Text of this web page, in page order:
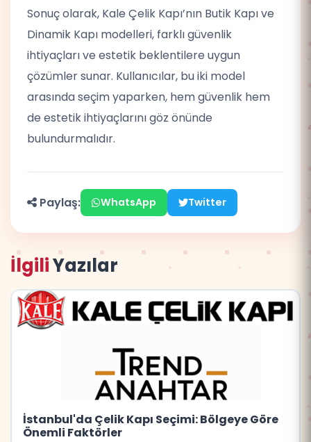
Sonuç olarak, Kale Çelik Kapı’nın Butik Kapı ve
Dinamik Kapı modelleri, farklı güvenlik
ihtiyaçları ve estetik beklentilere uygun
çözümler sunar. Kullanıcılar, bu iki model
arasında seçim yaparken, hem güvenlik hem
de estetik ihtiyaçlarını göz önünde
bulundurmalıdır.
Paylaş: WhatsApp Twitter
İlgiliYazılar
İstanbul'da Çelik Kapı Seçimi: Bölgeye Göre
Önemli Faktörler